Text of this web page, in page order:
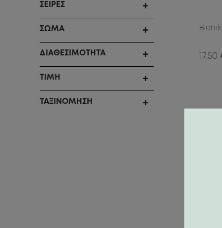
ΣΕΙΡΕΣ
ΣΩΜΑ
ΔΙΑΘΕΣΙΜΟΤΗΤΑ
ΤΙΜΗ
ΤΑΞΙΝΟΜΗΣΗ
17.50